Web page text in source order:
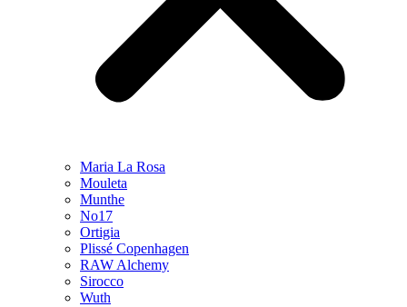
Maria La Rosa
Mouleta
Munthe
No17
Ortigia
Plissé Copenhagen
RAW Alchemy
Sirocco
Wuth